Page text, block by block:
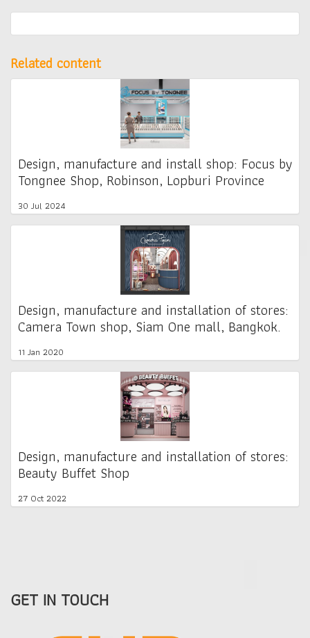
Related content
Design, manufacture and install shop: Focus by
Tongnee Shop, Robinson, Lopburi Province
30 Jul 2024
Design, manufacture and installation of stores:
Camera Town shop, Siam One mall, Bangkok.
11 Jan 2020
Design, manufacture and installation of stores:
Beauty Buffet Shop
27 Oct 2022
GET IN TOUCH